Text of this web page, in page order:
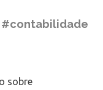
sobre